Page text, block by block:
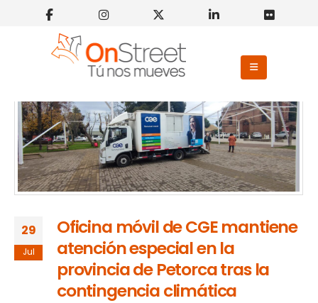
29
Jul
Oficina móvil de CGE mantiene
atención especial en la
provincia de Petorca tras la
contingencia climática